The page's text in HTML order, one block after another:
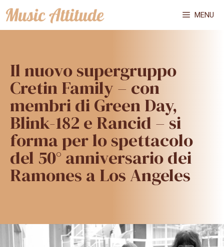
Vai
al
MENU
Il nuovo supergruppo
Cretin Family – con
membri di Green Day,
Blink-182 e Rancid – si
forma per lo spettacolo
del 50° anniversario dei
Ramones a Los Angeles